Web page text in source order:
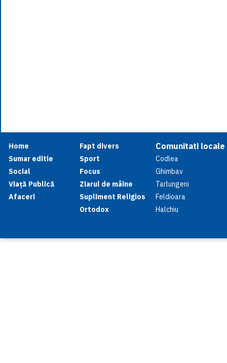
Home
Sumar editie
Social
Viață Publică
Afaceri
Fapt divers
Sport
Focus
Ziarul de mâine
Supliment Religios
Ortodox
Comunitati locale
Codlea
Ghimbav
Tarlungeni
Feldioara
Halchiu